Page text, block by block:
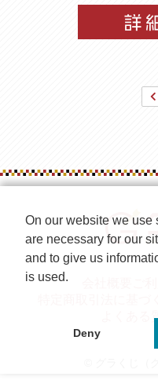
よくある
On our website we use
are necessary for our
and to give us
is used.
Deny